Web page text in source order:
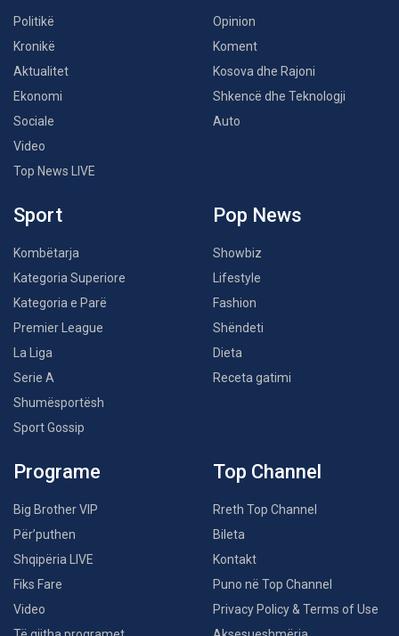
Politikë
Kronikë
Aktualitet
Ekonomi
Sociale
Video
Top News LIVE
Opinion
Koment
Kosova dhe Rajoni
Shkencë dhe Teknologji
Auto
Sport
Kombëtarja
Kategoria Superiore
Kategoria e Parë
Premier League
La Liga
Serie A
Shumësportësh
Sport Gossip
Pop News
Showbiz
Lifestyle
Fashion
Shëndeti
Dieta
Receta gatimi
Programe
Big Brother VIP
Për’puthen
Shqipëria LIVE
Fiks Fare
Video
Top Channel
Rreth Top Channel
Bileta
Kontakt
Puno në Top Channel
Privacy Policy & Terms of Use